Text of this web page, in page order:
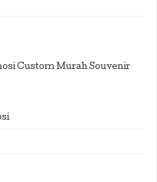
Custom Murah Souvenir